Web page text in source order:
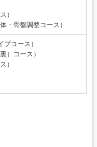
）
・骨盤調整コース）
コース）
）コース）
）